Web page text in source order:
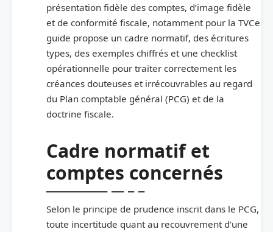
présentation fidèle des comptes, d’image fidèle
et de conformité fiscale, notamment pour la TVCe
guide propose un cadre normatif, des écritures
types, des exemples chiffrés et une checklist
opérationnelle pour traiter correctement les
créances douteuses et irrécouvrables au regard
du Plan comptable général (PCG) et de la
doctrine fiscale.
Cadre normatif et
comptes concernés
Selon le principe de prudence inscrit dans le PCG,
toute incertitude quant au recouvrement d’une